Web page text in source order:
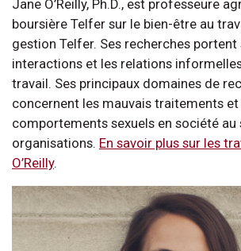
Jane O’Reilly, Ph.D., est professeure
boursière Telfer sur le bien-être au
gestion Telfer. Ses recherches portent
interactions et les relations
travail. Ses principaux domaines de
concernent les mauvais traitements et
comportements sexuels en société au
organisations. En savoir plus sur les
O’Reilly.